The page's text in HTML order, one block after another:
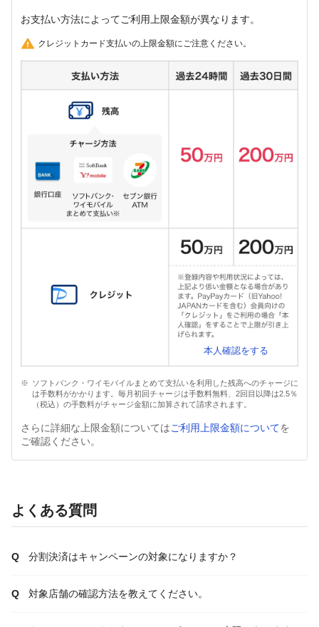
お支払い方法によってご利用上限金額が異なります。
クレジットカード支払いの上限金額にご注意ください。
本人確認をする
ソフトバンク・ワイモバイルまとめて支払いを利用した残高へのチャージに
は手数料がかかります。毎月初回チャージは手数料無料、2回目以降は2.5％
（税込）の手数料がチャージ金額に加算されて請求されます。
さらに詳細な上限金額についてはご利用上限金額についてを
ご確認ください。
よくある質問
分割決済はキャンペーンの対象になりますか？
対象店舗の確認方法を教えてください。